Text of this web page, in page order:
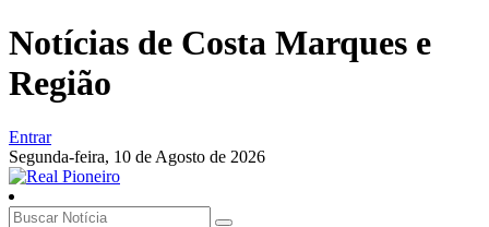
Notícias de Costa Marques e
Região
Entrar
Segunda-feira, 10 de Agosto de 2026